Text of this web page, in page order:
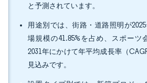
と予測されています。
用途別では、街路・道路照明が
場規模の41.85%を占め、スポーツ
2031年にかけて年平均成長率（
見込みです。